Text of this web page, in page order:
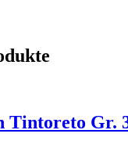
Tintoreto Gr.